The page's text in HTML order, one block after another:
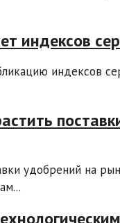
индексов
индексов
удобрений на